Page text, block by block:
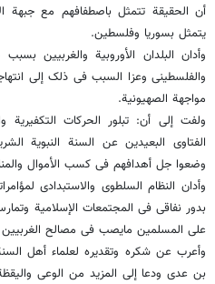
أن الحقیقة تتمثل باصطفافهم مع جبهة
یتمثل بسوریا وفلسطین.
وأدان البلدان الأوروبیة والغربیین
والفلسطینی وعزا السبب فی ذلک إلى
مواجهة الصهیونیة.
ولفت إلى أن: تبلور الحرکات
الفتاوى البعیدین عن السنة النبویة
وضعوا جل أهدافهم فی کسب الأموال
وأدان النظام السلطوی والاستبدادی
بدور نفاقی فی المجتمعات الإسلامیة
على المسلمین مایصب فی مصالح الغربیین
وأعرب عن شکره وتقدیره لعلماء أهل
بن عدی ودعا إلى المزید من الوعی